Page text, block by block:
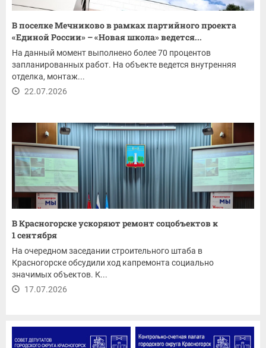
В поселке Мечниково в рамках партийного проекта
«Единой России» – «Новая школа» ведется...
На данный момент выполнено более 70 процентов
запланированных работ. На объекте ведется внутренняя
отделка, монтаж...
22.07.2026
В Красногорске ускоряют ремонт соцобъектов к
1 сентября
На очередном заседании строительного штаба в
Красногорске обсудили ход капремонта социально
значимых объектов. К...
17.07.2026